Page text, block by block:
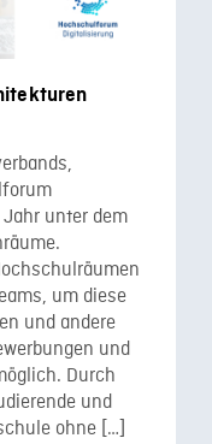
unter dem
um diese
und andere
und
Durch
und
ohne […]